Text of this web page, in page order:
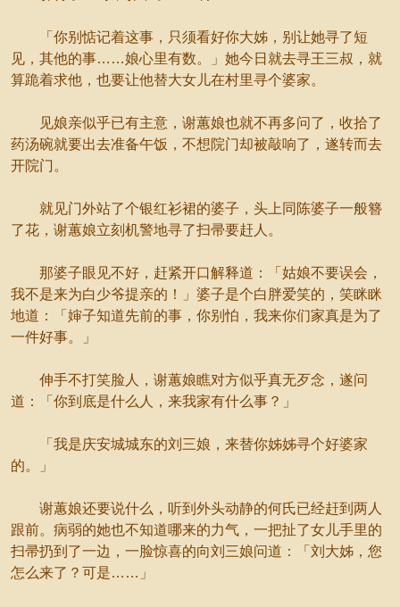
「你别惦记着这事，只须看好你大姊，别让她寻了短
见，其他的事……娘心里有数。」她今日就去寻王三叔，就
算跪着求他，也要让他替大女儿在村里寻个婆家。
见娘亲似乎已有主意，谢蕙娘也就不再多问了，收拾了
药汤碗就要出去准备午饭，不想院门却被敲响了，遂转而去
开院门。
就见门外站了个银红衫裙的婆子，头上同陈婆子一般簪
了花，谢蕙娘立刻机警地寻了扫帚要赶人。
那婆子眼见不好，赶紧开口解释道：「姑娘不要误会，
我不是来为白少爷提亲的！」婆子是个白胖爱笑的，笑眯眯
地道：「婶子知道先前的事，你别怕，我来你们家真是为了
一件好事。」
伸手不打笑脸人，谢蕙娘瞧对方似乎真无歹念，遂问
道：「你到底是什么人，来我家有什么事？」
「我是庆安城城东的刘三娘，来替你姊姊寻个好婆家
的。」
谢蕙娘还要说什么，听到外头动静的何氏已经赶到两人
跟前。病弱的她也不知道哪来的力气，一把扯了女儿手里的
扫帚扔到了一边，一脸惊喜的向刘三娘问道：「刘大姊，您
怎么来了？可是……」